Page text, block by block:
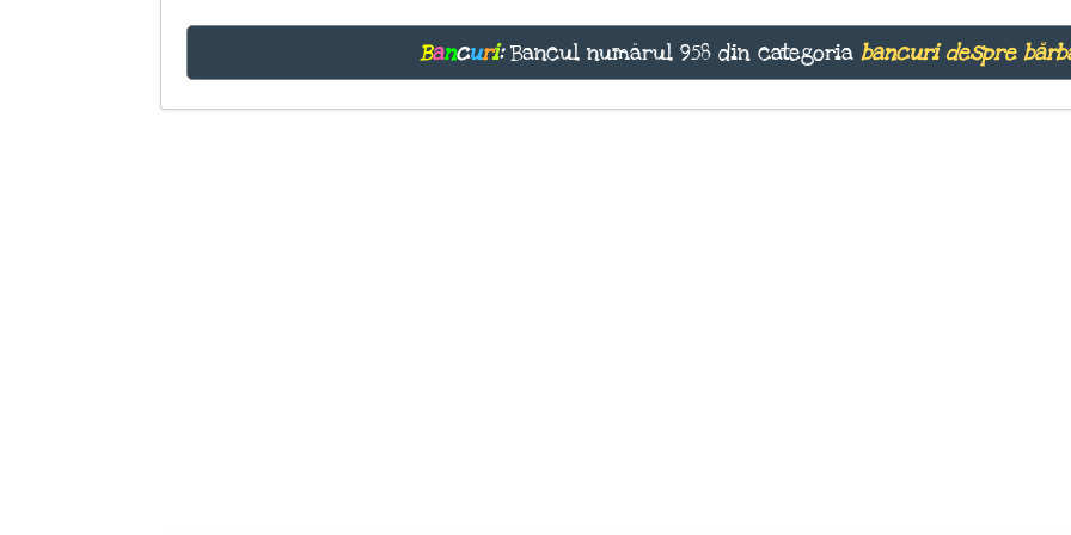
Bancuri:Bancul numărul 958 din categoria bancuri despre